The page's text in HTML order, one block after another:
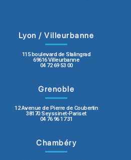
Lyon / Villeurbanne
115 boulevard de Stalingrad
69616 Villeurbanne
04 72 69 53 00
Grenoble
12 Avenue de Pierre de Coubertin
38170 Seyssinet-Pariset
04 76 96 17 31
Chambéry